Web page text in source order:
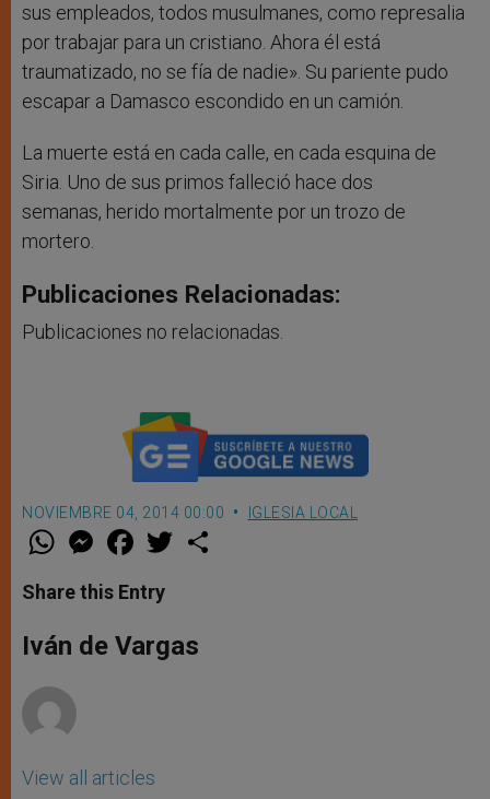
sus empleados, todos musulmanes, como represalia
por trabajar para un cristiano. Ahora él está
traumatizado, no se fía de nadie». Su pariente pudo
escapar a Damasco escondido en un camión.
La muerte está en cada calle, en cada esquina de
Siria. Uno de sus primos falleció hace dos
semanas, herido mortalmente por un trozo de
mortero.
Publicaciones Relacionadas:
Publicaciones no relacionadas.
NOVIEMBRE 04, 2014 00:00 IGLESIA LOCAL
W
t
s
p
p
M
e
s
e
g
e
F
a
e
b
o
k
w
r
Share this Entry
Iván de Vargas
View all articles